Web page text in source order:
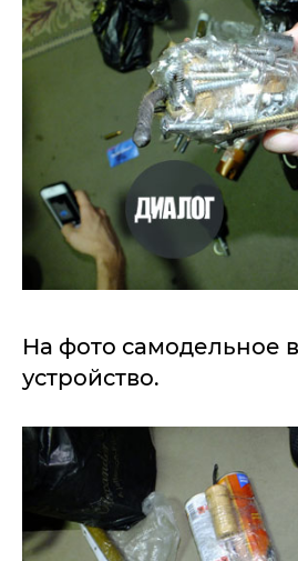
На фото самодельное
устройство.